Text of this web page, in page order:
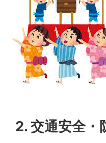
2. 交通安全・